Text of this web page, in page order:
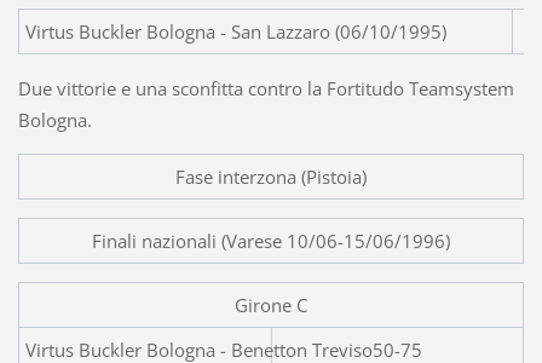
Virtus Buckler Bologna - San Lazzaro (06/10/1995)
Due vittorie e una sconfitta contro la Fortitudo Teamsystem
Bologna.
Fase interzona (Pistoia)
Finali nazionali (Varese 10/06-15/06/1996)
Girone C
Virtus Buckler Bologna -
50-75